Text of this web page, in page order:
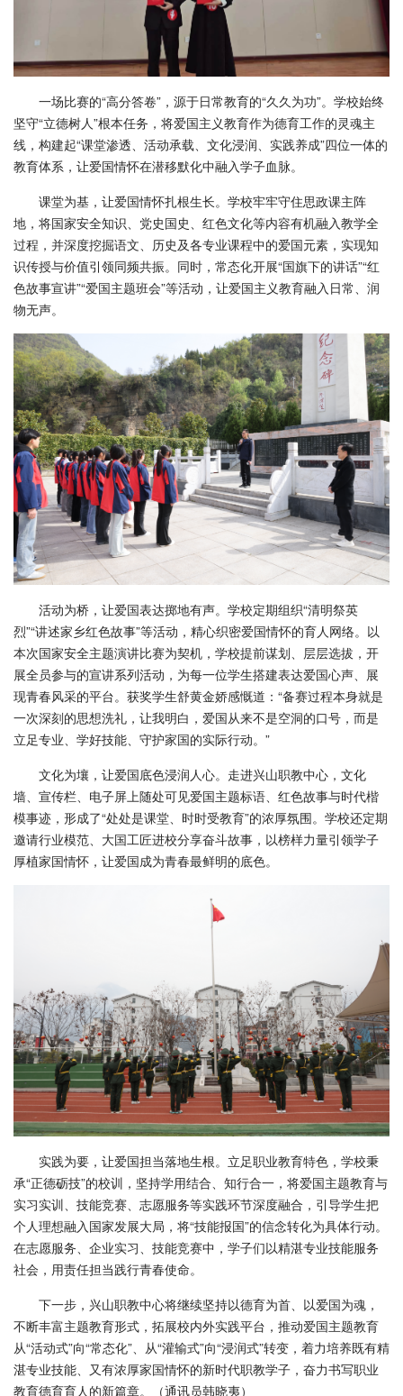
一场比赛的“高分答卷”，源于日常教育的“久久为功”。学校始终
坚守“立德树人”根本任务，将爱国主义教育作为德育工作的灵魂主
线，构建起“课堂渗透、活动承载、文化浸润、实践养成”四位一体的
教育体系，让爱国情怀在潜移默化中融入学子血脉。
课堂为基，让爱国情怀扎根生长。学校牢牢守住思政课主阵
地，将国家安全知识、党史国史、红色文化等内容有机融入教学全
过程，并深度挖掘语文、历史及各专业课程中的爱国元素，实现知
识传授与价值引领同频共振。同时，常态化开展“国旗下的讲话”“红
色故事宣讲”“爱国主题班会”等活动，让爱国主义教育融入日常、润
物无声。
活动为桥，让爱国表达掷地有声。学校定期组织“清明祭英
烈”“讲述家乡红色故事”等活动，精心织密爱国情怀的育人网络。以
本次国家安全主题演讲比赛为契机，学校提前谋划、层层选拔，开
展全员参与的宣讲系列活动，为每一位学生搭建表达爱国心声、展
现青春风采的平台。获奖学生舒黄金娇感慨道：“备赛过程本身就是
一次深刻的思想洗礼，让我明白，爱国从来不是空洞的口号，而是
立足专业、学好技能、守护家国的实际行动。”
文化为壤，让爱国底色浸润人心。走进兴山职教中心，文化
墙、宣传栏、电子屏上随处可见爱国主题标语、红色故事与时代楷
模事迹，形成了“处处是课堂、时时受教育”的浓厚氛围。学校还定期
邀请行业模范、大国工匠进校分享奋斗故事，以榜样力量引领学子
厚植家国情怀，让爱国成为青春最鲜明的底色。
实践为要，让爱国担当落地生根。立足职业教育特色，学校秉
承“正德砺技”的校训，坚持学用结合、知行合一，将爱国主题教育与
实习实训、技能竞赛、志愿服务等实践环节深度融合，引导学生把
个人理想融入国家发展大局，将“技能报国”的信念转化为具体行动。
在志愿服务、企业实习、技能竞赛中，学子们以精湛专业技能服务
社会，用责任担当践行青春使命。
下一步，兴山职教中心将继续坚持以德育为首、以爱国为魂，
不断丰富主题教育形式，拓展校内外实践平台，推动爱国主题教育
从“活动式”向“常态化”、从“灌输式”向“浸润式”转变，着力培养既有精
湛专业技能、又有浓厚家国情怀的新时代职教学子，奋力书写职业
教育德育育人的新篇章。（通讯员韩晓夷）